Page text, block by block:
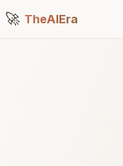
🚀 TheAIEra